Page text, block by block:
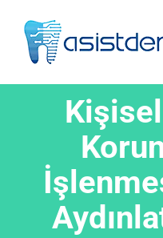
content